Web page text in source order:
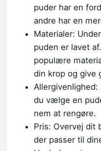
puder har en
andre har en
Materialer:
puden er lavet
populære
din krop og give
Allergivenlighed:
du vælge en
nem at rengøre.
Pris: Overvej dit
der passer til